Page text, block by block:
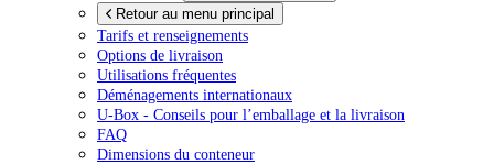
Retour au menu principal
Tarifs et renseignements
Options de livraison
Utilisations fréquentes
Déménagements internationaux
U-Box - Conseils pour l’emballage et la livraison
FAQ
Dimensions du conteneur